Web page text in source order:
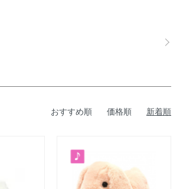
おすすめ順 価格順 新着順